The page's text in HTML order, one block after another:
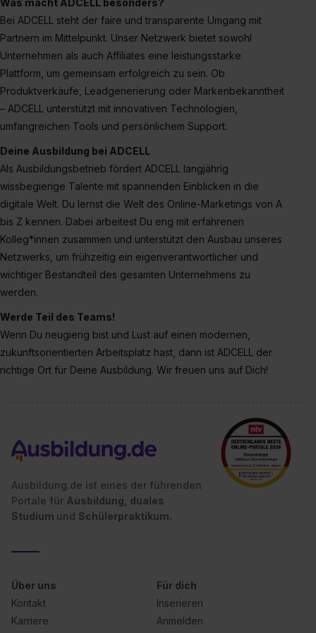
Media und Marketing“ umfasst hierbei die Einwilligung
zur Übermittlung deiner Daten in die USA (Art. 49 Abs. 1
S. 1 lit. a) DS-GVO). Die USA verfügen über kein
angemessenes Datenschutzniveau (EuGH – Schrems
II). Du kannst die von dir erteilte Einwilligung jederzeit mit
Wirkung für die Zukunft ganz oder teilweise über unsere
Datenschutzerklärung unter dem Punkt „Datenschutz-
Einstellungen“ widerrufen. Weitere Informationen zu den
zeigen“. Weitere Informationen:
Impressum.
Was macht ADCELL besonders?
Bei ADCELL steht der faire und transparente Umgang mit
Partnern im Mittelpunkt. Unser Netzwerk bietet sowohl
Unternehmen als auch Affiliates eine leistungsstarke
Plattform, um gemeinsam erfolgreich zu sein. Ob
Produktverkäufe, Leadgenerierung oder Markenbekanntheit
– ADCELL unterstützt mit innovativen Technologien,
umfangreichen Tools und persönlichem Support.
Deine Ausbildung bei ADCELL
Als Ausbildungsbetrieb fördert ADCELL langjährig
wissbegierige Talente mit spannenden Einblicken in die
digitale Welt. Du lernst die Welt des Online-Marketings von A
bis Z kennen. Dabei arbeitest Du eng mit erfahrenen
Kolleg*innen zusammen und unterstützt den Ausbau unseres
Netzwerks, um frühzeitig ein eigenverantwortlicher und
wichtiger Bestandteil des gesamten Unternehmens zu
werden.
Werde Teil des Teams!
Wenn Du neugierig bist und Lust auf einen modernen,
zukunftsorientierten Arbeitsplatz hast, dann ist ADCELL der
richtige Ort für Deine Ausbildung. Wir freuen uns auf Dich!
Ausbildung.de ist eines der führenden
Portale für Ausbildung, duales
Studium und Schülerpraktikum.
Über uns
Kontakt
Karriere
Für dich
Inserieren
Anmelden